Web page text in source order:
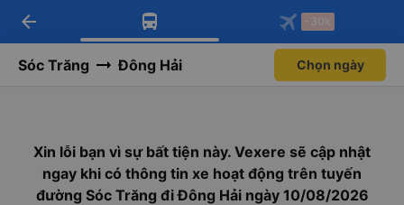
Tải app Vexere ngay!
Nhận ưu đãi thành viên độc
Mở app
Tải app Vexere
-30k/ghế khi đặt vé máy bay qua
Mở app
arrow_back -30k
Sóc Trăng Đông Hải Chọn ngày
Xin lỗi bạn vì sự bất tiện này. Vexere sẽ cập nhật
ngay khi có thông tin xe hoạt động trên tuyến
đường Sóc Trăng đi Đông Hải ngày 10/08/2026